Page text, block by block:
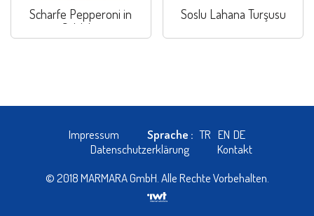
Scharfe Pepperoni in
Salzlake
Soslu Lahana Turşusu
Impressum Sprache : TR EN DE
Datenschutzerklärung
Kontakt
© 2018 MARMARA GmbH. Alle Rechte Vorbehalten.